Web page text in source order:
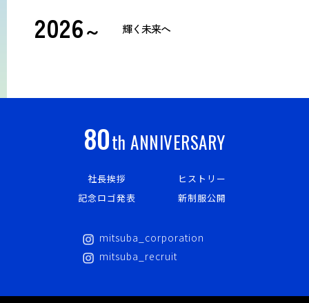
2026～ 輝く未来へ
80th ANNIVERSARY
社長挨拶
ヒストリー
記念ロゴ発表
新制服公開
mitsuba_corporation
mitsuba_recruit